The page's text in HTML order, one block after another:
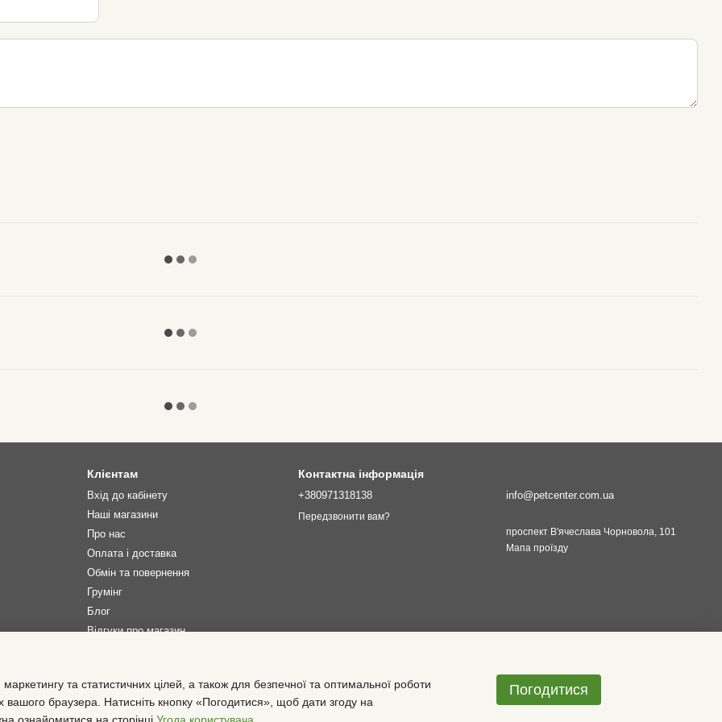
Клієнтам
Вхід до кабінету
Наші магазини
Про нас
Оплата і доставка
Обмін та повернення
Грумінг
Блог
Відгуки про магазин
Контактна інформація
+380971318138
Передзвонити вам?
info@petcenter.com.ua
проспект В'ячеслава Чорновола, 101
Мапа проїзду
та статистичних цілей, а також для безпечної та оптимальної роботи
браузера. Натисніть кнопку «Погодитися», щоб дати згоду на
Погодитися